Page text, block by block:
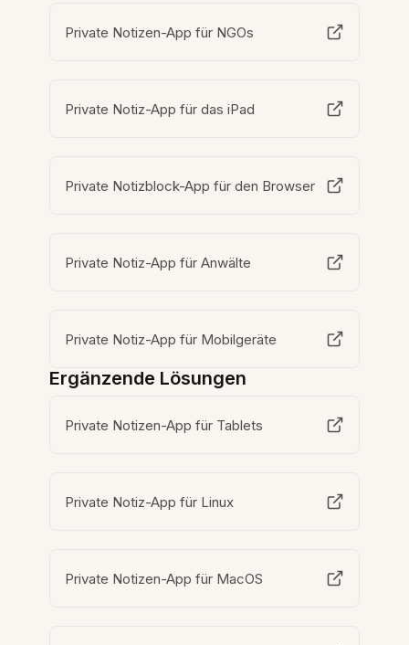
Private Notizen-App für NGOs
Private Notiz-App für das iPad
Private Notizblock-App für den Browser
Private Notiz-App für Anwälte
Private Notiz-App für Mobilgeräte
Ergänzende Lösungen
Private Notizen-App für Tablets
Private Notiz-App für Linux
Private Notizen-App für MacOS